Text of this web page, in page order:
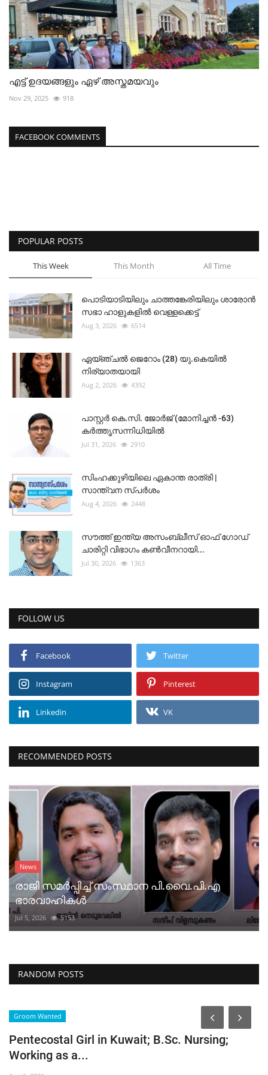
എട്ട് ഉദയങ്ങളും ഏഴ് അസ്തമയവും
Nov 29, 2025 918
FACEBOOK COMMENTS
POPULAR POSTS
This Week This Month All Time
പൊടിയാടിയിലും ചാത്തങ്കേരിയിലും ശാരോൻ
സഭാ ഹാളുകളിൽ വെള്ളക്കെട്ട്
Aug 3, 2026 6514
ഏയ്ഞ്ചൽ ജെറോം (28) യു.കെയിൽ
നിര്യാതയായി
Aug 2, 2026 4392
പാസ്റ്റർ കെ.സി. ജോർജ് (മോനിച്ചൻ -63)
കർത്തൃസന്നിധിയിൽ
Jul 31, 2026 2910
സിംഹക്കുഴിയിലെ ഏകാന്ത രാത്രി |
സാന്ത്വന സ്പർശം
Aug 4, 2026 2448
സൗത്ത് ഇന്ത്യ അസംബ്ലീസ് ഓഫ് ഗോഡ്
ചാരിറ്റി വിഭാഗം കൺവീനറായി...
Jul 30, 2026 1363
FOLLOW US
Facebook Twitter
Instagram Pinterest
Linkedin VK
RECOMMENDED POSTS
News
രാജി സമർപ്പിച്ച് സംസ്ഥാന പി.വൈ.പി.എ
ഭാരവാഹികൾ
Jul 5, 2026 5153
RANDOM POSTS
Groom Wanted
Pentecostal Girl in Kuwait; B.Sc. Nursing;
Working as a...